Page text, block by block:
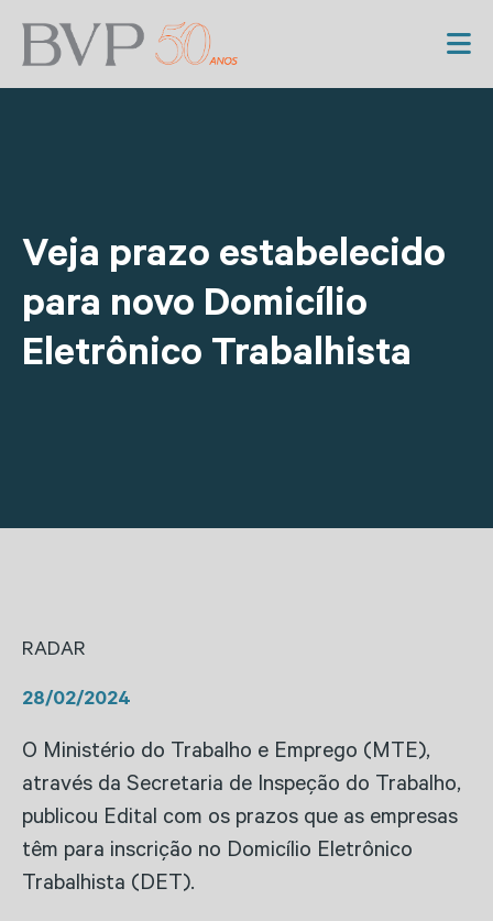
Veja prazo estabelecido
para novo Domicílio
Eletrônico Trabalhista
RADAR
28/02/2024
O Ministério do Trabalho e Emprego (MTE),
através da Secretaria de Inspeção do Trabalho,
publicou Edital com os prazos que as empresas
têm para inscrição no Domicílio Eletrônico
Trabalhista (DET).